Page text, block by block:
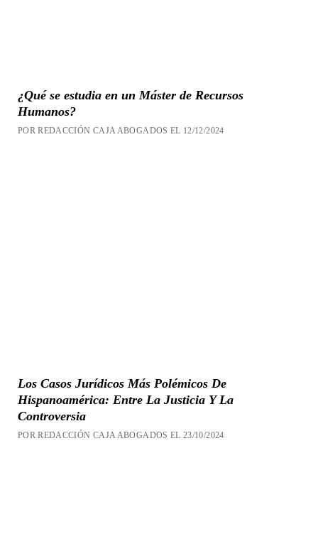
¿Qué se estudia en un Máster de Recursos
Humanos?
POR REDACCIÓN CAJA ABOGADOS EL 12/12/2024
Los Casos Jurídicos Más Polémicos De
Hispanoamérica: Entre La Justicia Y La
Controversia
POR REDACCIÓN CAJA ABOGADOS EL 23/10/2024